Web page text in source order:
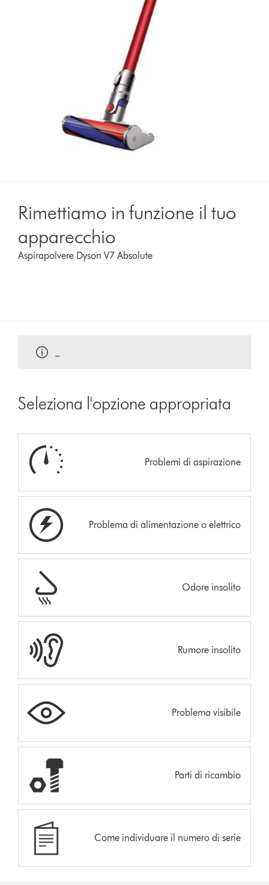
Rimettiamo in funzione il tuo
apparecchio
Aspirapolvere Dyson V7 Absolute
Seleziona l'opzione appropriata
Problemi di aspirazione
Problema di alimentazione o elettrico
Odore insolito
Rumore insolito
Problema visibile
Parti di ricambio
Come individuare il numero di serie